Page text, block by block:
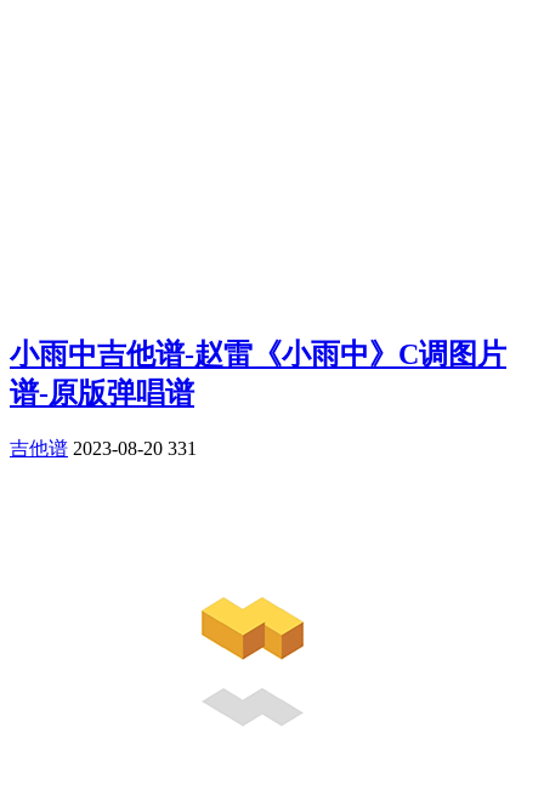
小雨中吉他谱-赵雷《小雨中》C调图片
谱-原版弹唱谱
吉他谱 2023-08-20 331